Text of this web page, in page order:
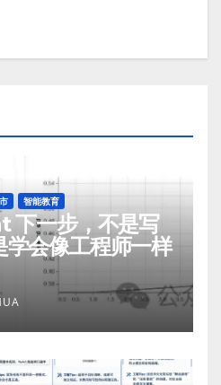
智能教育
一步，不是写
学会像工程师一样